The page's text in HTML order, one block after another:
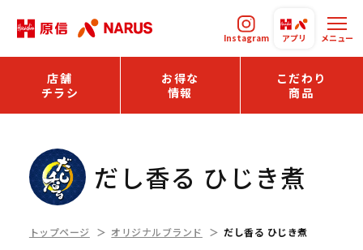
Instagram アプリ メニュー
店舗
チラシ
お得な
情報
こだわり
商品
だし香る ひじき煮
トップページ オリジナルブランド だし香る ひじき煮